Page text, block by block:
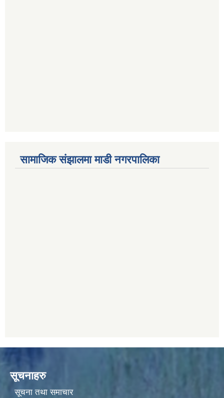
सामाजिक संझालमा माडी नगरपालिका
सूचनाहरु
सूचना तथा समाचार